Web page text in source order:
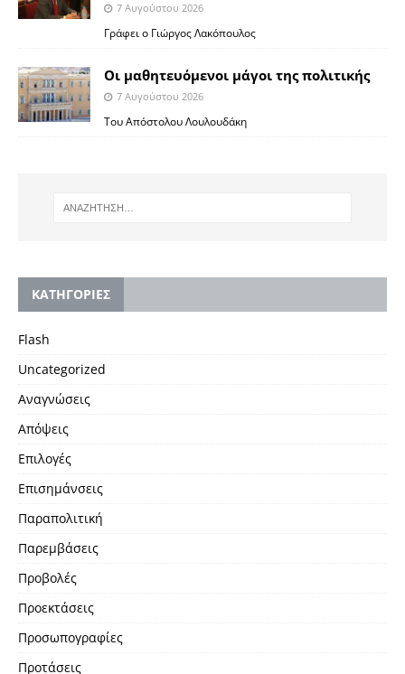
7 Αυγούστου 2026
Γράφει ο Γιώργος Λακόπουλος
Οι μαθητευόμενοι μάγοι της πολιτικής
7 Αυγούστου 2026
Του Απόστολου Λουλουδάκη
KΑΤΗΓΟΡΙΕΣ
Flash
Uncategorized
Αναγνώσεις
Απόψεις
Επιλογές
Επισημάνσεις
Παραπολιτική
Παρεμβάσεις
Προβολές
Προεκτάσεις
Προσωπογραφίες
Προτάσεις